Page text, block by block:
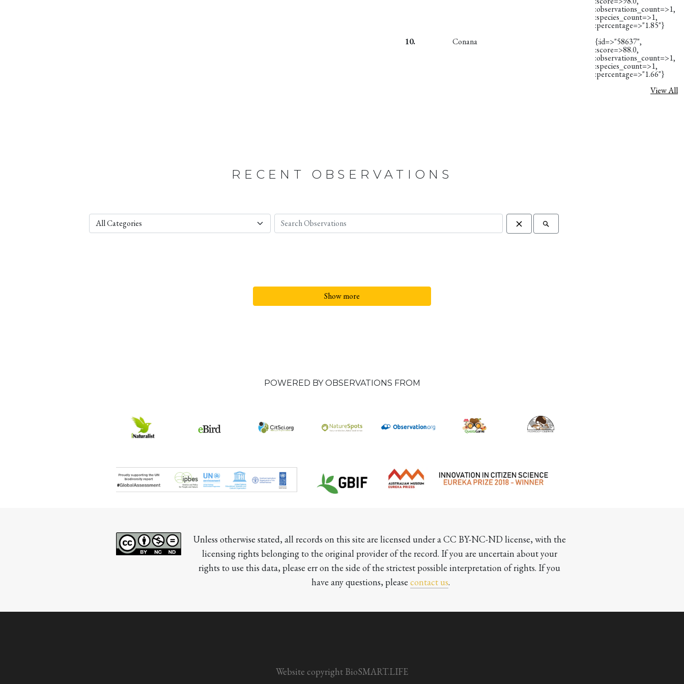
:observations_count=>1,
:species_count=>1,
:percentage=>"1.85"}
10.
Conana {:id=>"58637",
:score=>88.0,
:observations_count=>1,
:species_count=>1,
:percentage=>"1.66"}
View All
RECENT OBSERVATIONS
Show more
POWERED BY OBSERVATIONS FROM
Unless otherwise stated, all records on this site are licensed under a CC BY-NC-ND license, with the
licensing rights belonging to the original provider of the record. If you are uncertain about your
rights to use this data, please err on the side of the strictest possible interpretation of rights. If you
have any questions, please contact us.
Website copyright BioSMART.LIFE